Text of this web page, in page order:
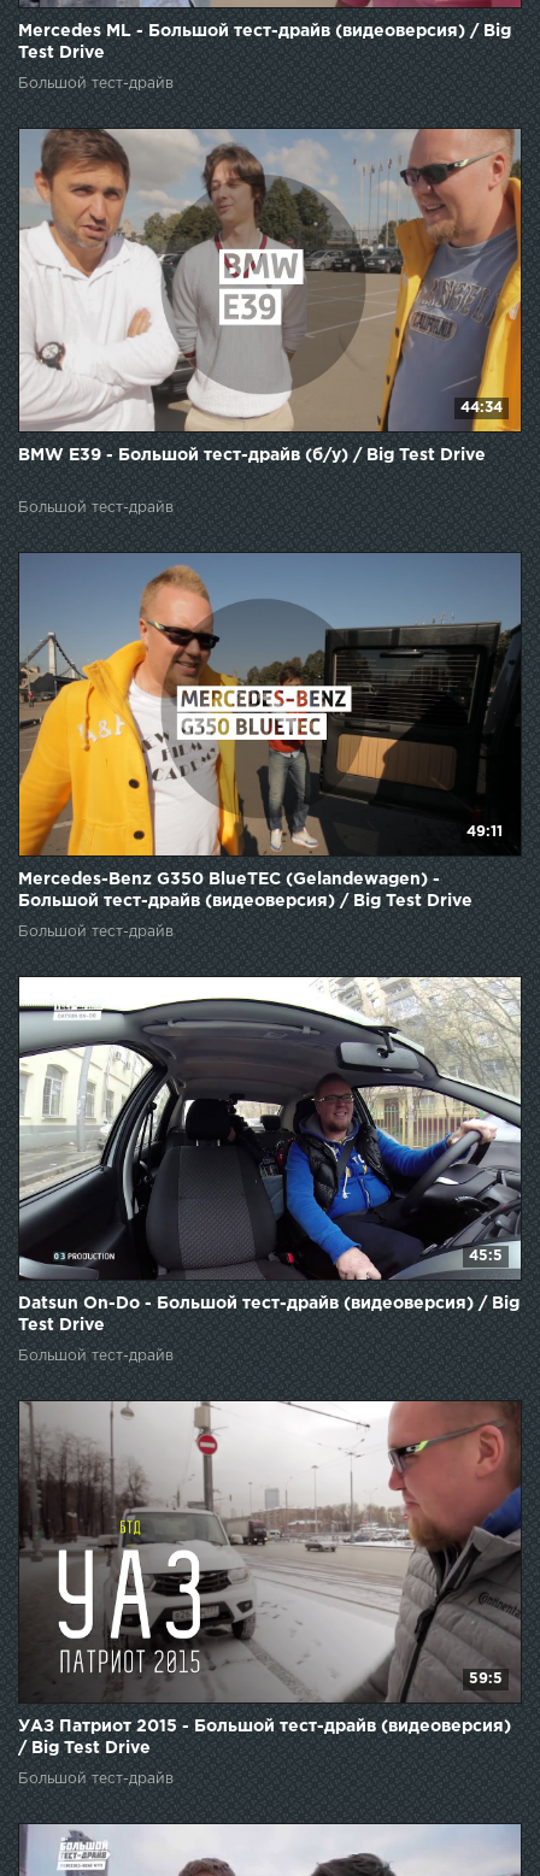
Mercedes ML - Большой тест-драйв (видеоверсия) / Big
Test Drive
Большой тест-драйв
44:34
BMW E39 - Большой тест-драйв (б/у) / Big Test Drive
Большой тест-драйв
49:11
Mercedes-Benz G350 BlueTEC (Gelandewagen) -
Большой тест-драйв (видеоверсия) / Big Test Drive
Большой тест-драйв
45:5
Datsun On-Do - Большой тест-драйв (видеоверсия) / Big
Test Drive
Большой тест-драйв
59:5
УАЗ Патриот 2015 - Большой тест-драйв (видеоверсия)
/ Big Test Drive
Большой тест-драйв